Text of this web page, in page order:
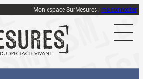
Mon espace SurMesures : me connecter